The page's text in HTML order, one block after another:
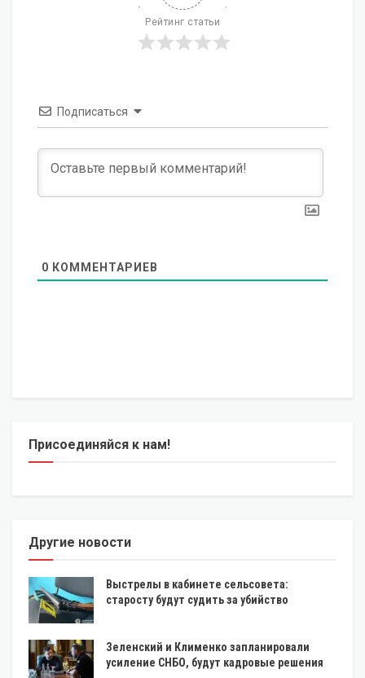
Рейтинг статьи
Подписаться
0 КОММЕНТАРИЕВ
Присоединяйся к нам!
Другие новости
Выстрелы в кабинете сельсовета:
старосту будут судить за убийство
Зеленский и Клименко запланировали
усиление СНБО, будут кадровые решения